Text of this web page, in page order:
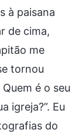
à paisana
de cima,
me
tornou
é o seu
igreja?”. Eu
do